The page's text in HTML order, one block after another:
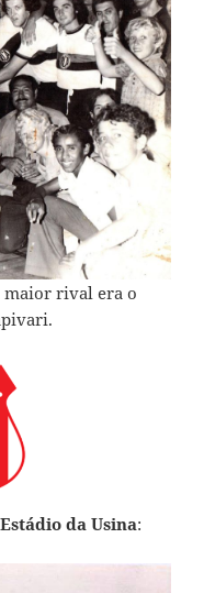
maior rival era o
Estádio da Usina: